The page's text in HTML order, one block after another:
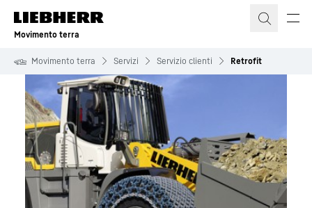
Movimento terra
Movimento terra Servizi Servizio clienti Retrofit